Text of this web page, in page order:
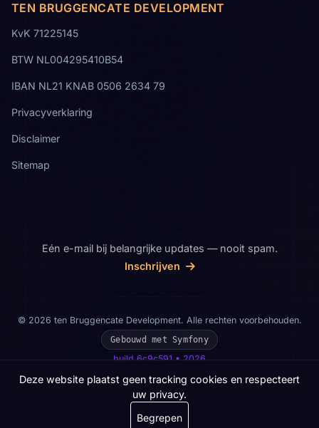
Deze website plaatst geen tracking cookies en respecteert
uw privacy.
Begrepen
TEN BRUGGENCATE DEVELOPMENT
KvK 71225145
BTW NL004295410B54
IBAN NL21 KNAB 0506 2634 79
Privacyverklaring
Disclaimer
Sitemap
Eén e-mail bij belangrijke updates — nooit spam.
Inschrijven
© 2026 ten Bruggencate Development. Alle rechten voorbehouden.
Gebouwd met Symfony
build 6c9c591 • 2026